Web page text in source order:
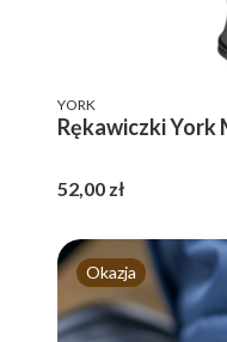
PRODUCENT
YORK
Rękawiczki York
Cena
52,00 zł
Okazja